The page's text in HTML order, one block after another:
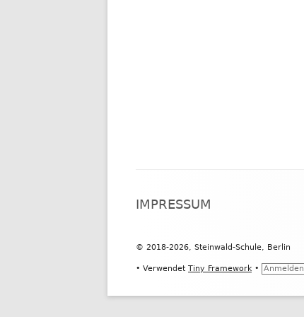
Inhalt
IMPRESSUM
© 2018-2026, Steinwald-Schule, Berlin
• Verwendet Tiny Framework • Anmelden